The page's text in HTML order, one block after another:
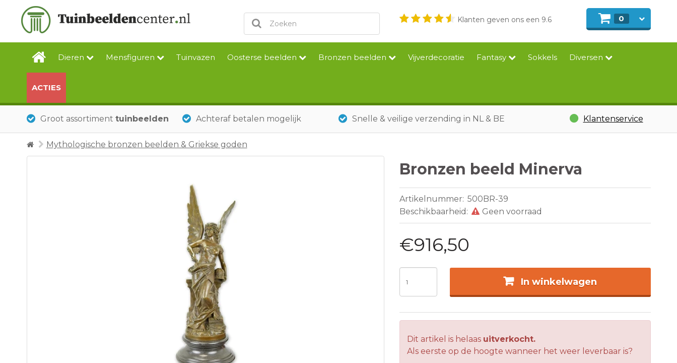
Klanten geven ons een 9.6 0
Dieren Mensfiguren Tuinvazen Oosterse beelden Bronzen beelden Vijverdecoratie Fantasy Sokkels Diversen
ACTIES
Groot assortiment tuinbeelden Achteraf betalen mogelijk Snelle & veilige verzending in NL & BE Klantenservice
Mythologische bronzen beelden & Griekse goden
Bronzen beeld Minerva
Artikelnummer: 500BR-39
Beschikbaarheid:
Geen voorraad
€916,50
In winkelwagen
Dit artikel is helaas uitverkocht.
Als eerste op de hoogte wanneer het weer leverbaar is?